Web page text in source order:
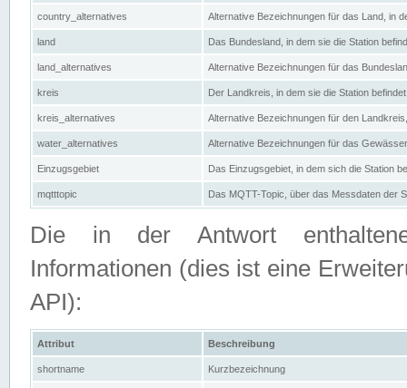
country_alternatives Alternative Bezeichnungen für das Land, in
land Das Bundesland, in dem sie die Station
land_alternatives Alternative Bezeichnungen für das
kreis Der Landkreis, in dem sie die Station befindet
kreis_alternatives Alternative Bezeichnungen für den
water_alternatives Alternative Bezeichnungen für das
Einzugsgebiet Das Einzugsgebiet, in dem sich die Station
mqtttopic Das MQTT-Topic, über das Messdaten der
Die in der Antwort
Informationen (dies ist eine
API):
Attribut Beschreibung
shortname Kurzbezeichnung